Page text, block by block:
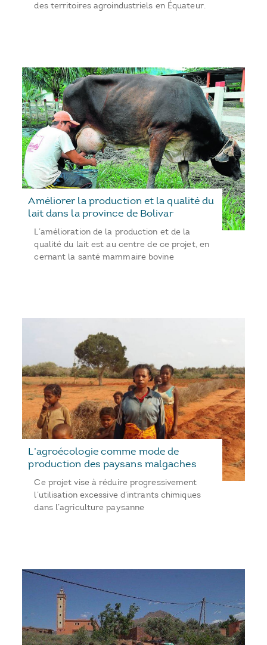
des territoires agroindustriels en Équateur.
Améliorer la production et la qualité du
lait dans la province de Bolivar
L’amélioration de la production et de la
qualité du lait est au centre de ce projet, en
cernant la santé mammaire bovine
L’agroécologie comme mode de
production des paysans malgaches
Ce projet vise à réduire progressivement
l’utilisation excessive d’intrants chimiques
dans l’agriculture paysanne